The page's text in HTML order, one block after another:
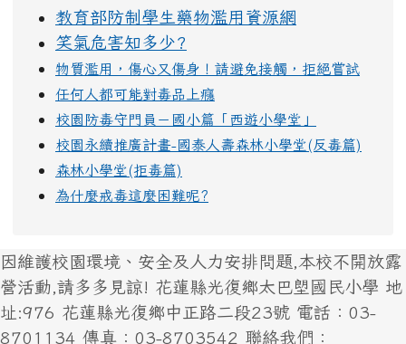
花蓮縣中小學交通安全教育資源網
OPENID 登入
教育部防制學生藥物濫用資源網
笑氣危害知多少?
物質濫用，傷心又傷身！請避免接觸，拒絕嘗試